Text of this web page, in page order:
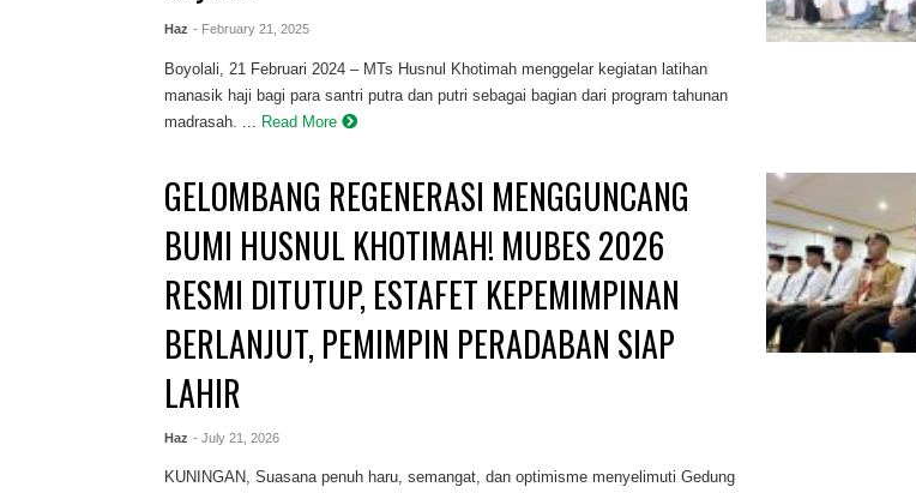
Haz - February 21, 2025
Boyolali, 21 Februari 2024 – MTs Husnul Khotimah menggelar kegiatan latihan
manasik haji bagi para santri putra dan putri sebagai bagian dari program tahunan
madrasah. ...
Read More
GELOMBANG REGENERASI MENGGUNCANG
BUMI HUSNUL KHOTIMAH! MUBES 2026
RESMI DITUTUP, ESTAFET KEPEMIMPINAN
BERLANJUT, PEMIMPIN PERADABAN SIAP
LAHIR
Haz - July 21, 2026
KUNINGAN, Suasana penuh haru, semangat, dan optimisme menyelimuti Gedung